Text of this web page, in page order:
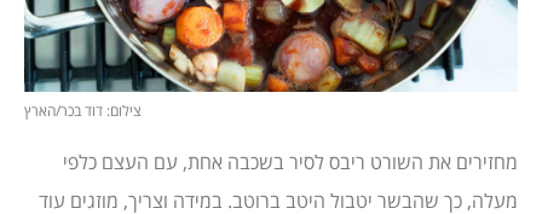
צילום: דוד בכר/הארץ
מחזירים את השורט ריבס לסיר בשכבה אחת, עם העצם כלפי
מעלה, כך שהבשר יטבול היטב ברוטב. במידה וצריך, מוזגים עוד